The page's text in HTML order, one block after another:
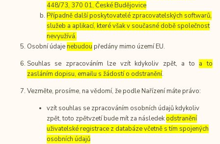
448/73, 370 01, České Budějovice
Případně další poskytovatelé zpracovatelských softwarů,
služeb a aplikací, které však v současné době společnost
nevyužívá.
Osobní údajenebudou předány mimo území EU.
Souhlas se zpracováním lze vzít kdykoliv zpět, a to a to
zasláním dopisu, emailu s žádostí o odstranění.
Vezměte, prosíme, na vědomí, že podle Nařízení máte právo:
vzít souhlas se zpracováním osobních údajů kdykoliv
zpět, toto zpětvzetí bude mít za následekodstranění
uživatelské registrace z databáze včetně s tím spojených
osobních údajů